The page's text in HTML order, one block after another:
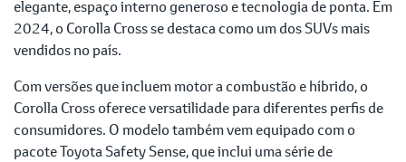
elegante, espaço interno generoso e tecnologia de ponta. Em
2024, o Corolla Cross se destaca como um dos SUVs mais
vendidos no país.
Com versões que incluem motor a combustão e híbrido, o
Corolla Cross oferece versatilidade para diferentes perfis de
consumidores. O modelo também vem equipado com o
pacote Toyota Safety Sense, que inclui uma série de